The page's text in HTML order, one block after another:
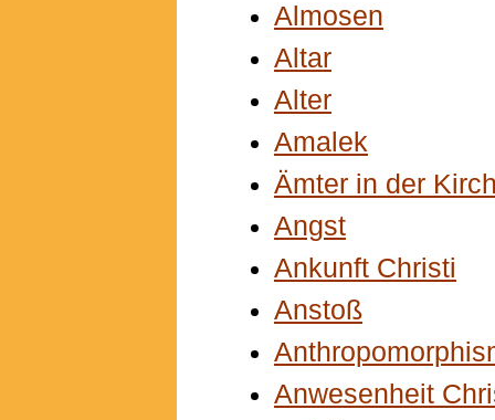
Almosen
Altar
Alter
Amalek
Ämter in der
Angst
Ankunft Christi
Anstoß
Anwesenheit